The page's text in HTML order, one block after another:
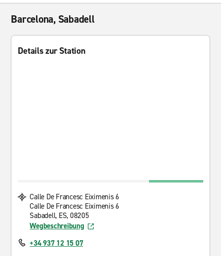
Barcelona, Sabadell
Details zur Station
Calle De Francesc Eiximenis 6
Calle De Francesc Eiximenis 6
Sabadell, ES, 08205
Wegbeschreibung
+34 937 12 15 07